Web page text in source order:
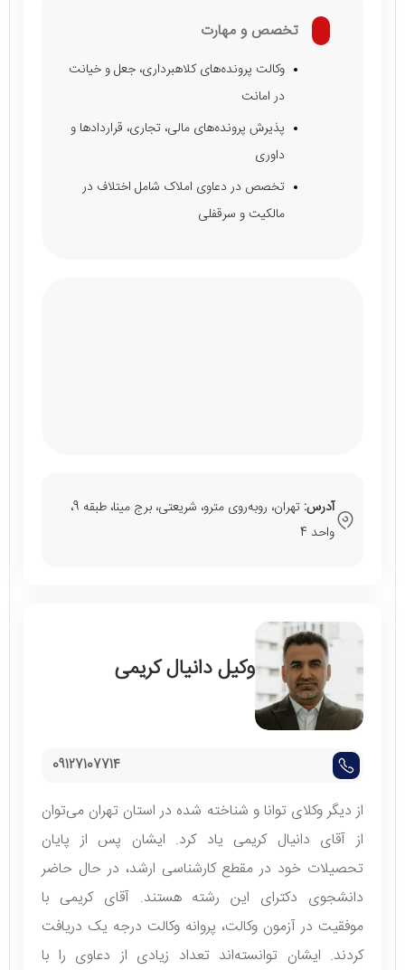
تخصص و مهارت
وکالت پرونده‌های کلاهبرداری، جعل و خیانت
در امانت
پذیرش پرونده‌های مالی، تجاری، قراردادها و
داوری
تخصص در دعاوی املاک شامل اختلاف در
مالکیت و سرقفلی
آدرس:
تهران، رو‌به‌روی مترو، شریعتی، برج مینا، طبقه 9،
واحد 4
وکیل دانیال کریمی
09127107714
از دیگر وکلای توانا و شناخته شده در استان تهران می‌توان
از آقای دانیال کریمی یاد کرد. ایشان پس از پایان
تحصیلات خود در مقطع کارشناسی ارشد، در حال حاضر
دانشجوی دکترای این رشته هستند. آقای کریمی با
موفقیت در آزمون وکالت، پروانه وکالت درجه یک دریافت
کردند. ایشان توانسته‌اند تعداد زیادی از دعاوی را با